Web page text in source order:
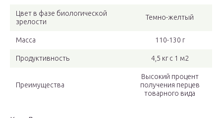
Цвет в фазе биологической
зрелости
Темно-желтый
Масса 110-130 г
Продуктивность 4,5 кг с 1 м2
Преимущества
Высокий процент
получения перцев
товарного вида